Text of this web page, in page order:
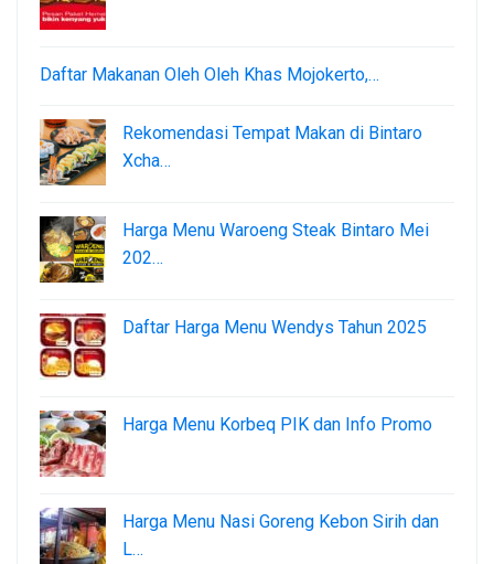
Daftar Makanan Oleh Oleh Khas Mojokerto,…
Rekomendasi Tempat Makan di Bintaro
Xcha…
Harga Menu Waroeng Steak Bintaro Mei
202…
Daftar Harga Menu Wendys Tahun 2025
Harga Menu Korbeq PIK dan Info Promo
Harga Menu Nasi Goreng Kebon Sirih dan
L…